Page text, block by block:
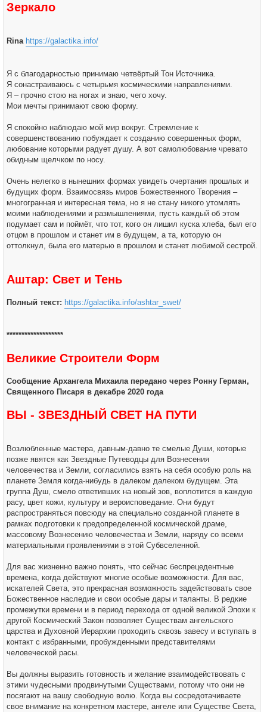
Зеркало
Rina https://galactika.info/
Я с благодарностью принимаю четвёртый Тон Источника.
Я сонастраиваюсь с четырьмя космическими направлениями.
Я – прочно стою на ногах и знаю, чего хочу.
Мои мечты принимают свою форму.
Я спокойно наблюдаю мой мир вокруг. Стремление к
совершенствованию побуждает к созданию совершенных форм,
любование которыми радует душу. А вот самолюбование чревато
обидным щелчком по носу.
Очень нелегко в нынешних формах увидеть очертания прошлых и
будущих форм. Взаимосвязь миров Божественного Творения –
многогранная и интересная тема, но я не стану никого утомлять
моими наблюдениями и размышлениями, пусть каждый об этом
подумает сам и поймёт, что тот, кого он лишил куска хлеба, был его
отцом в прошлом и станет им в будущем, а та, которую он
оттолкнул, была его матерью в прошлом и станет любимой сестрой.
Аштар: Свет и Тень
Полный текст: https://galactika.info/ashtar_swet/
*******************
Великие Строители Форм
Сообщение Архангела Михаила передано через Ронну Герман,
Священного Писаря в декабре 2020 года
ВЫ - ЗВЕЗДНЫЙ СВЕТ НА ПУТИ
Возлюбленные мастера, давным-давно те смелые Души, которые
позже явятся как Звездные Путеводцы для Вознесения
человечества и Земли, согласились взять на себя особую роль на
планете Земля когда-нибудь в далеком далеком будущем. Эта
группа Душ, смело ответивших на новый зов, воплотится в каждую
расу, цвет кожи, культуру и вероисповедание. Они будут
распространяться повсюду на специально созданной планете в
рамках подготовки к предопределенной космической драме,
массовому Вознесению человечества и Земли, наряду со всеми
материальными проявлениями в этой Субвселенной.
Для вас жизненно важно понять, что сейчас беспрецедентные
времена, когда действуют многие особые возможности. Для вас,
искателей Света, это прекрасная возможность задействовать свое
Божественное наследие и свои особые дары и таланты. В редкие
промежутки времени и в период перехода от одной великой Эпохи к
другой Космический Закон позволяет Существам ангельского
царства и Духовной Иерархии проходить сквозь завесу и вступать в
контакт с избранными, пробужденными представителями
человеческой расы.
Вы должны выразить готовность и желание взаимодействовать с
этими чудесными продвинутыми Существами, потому что они не
посягают на вашу свободную волю. Когда вы сосредотачиваете
свое внимание на конкретном мастере, ангеле или Существе Света,